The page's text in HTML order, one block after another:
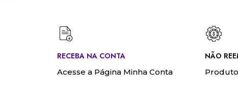
RECEBA NA CONTA
Acesse a Página Minha Conta
NÃO